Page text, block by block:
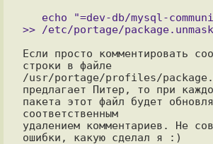
Если просто комментировать
строки в файле
/usr/portage/profiles/
предлагает Питер, то при
пакета этот файл будет
соответственным
удалением комментариев. Не
ошибки, какую сделал я :)